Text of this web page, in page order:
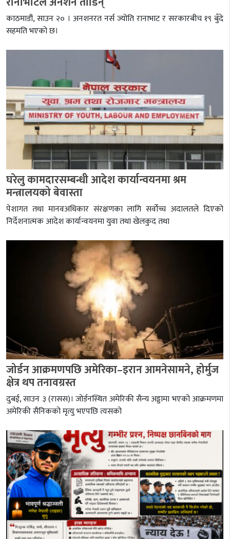
काठमाडौं, साउन २० । अनशनरत नर्स ज्योति रानाभाट र सरकारबीच १९ बुँदे
सहमति भएको छ।
घरेलु कामदारसम्बन्धी आदेश कार्यान्वयनमा श्रम
मन्त्रालयको बेवास्ता
पेशागत तथा मानवअधिकार संरक्षणका लागि सर्वोच्च अदालतले दिएको
निर्देशनात्मक आदेश कार्यान्वयनमा युवा तथा खेलकुद तथा
जोर्डन आक्रमणपछि अमेरिका–इरान आमनेसामने, होर्मुज
क्षेत्र थप तनावग्रस्त
दुबई, साउन ३ (रासस)। जोर्डनस्थित अमेरिकी सैन्य अड्डामा भएको आक्रमणमा
अमेरिकी सैनिकको मृत्यु भएपछि त्यसको